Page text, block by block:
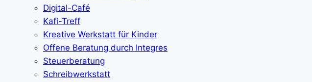
Digital-Café
Kafi-Treff
Kreative Werkstatt für Kinder
Offene Beratung durch Integres
Steuerberatung
Schreibwerkstatt